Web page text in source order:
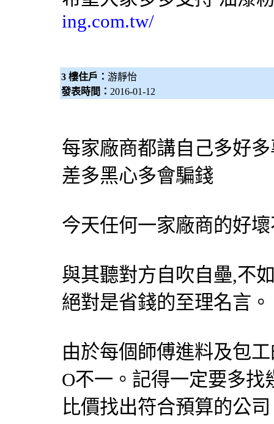
ing.com.tw/
3 樓住戶： 游靜怡
發表時間： 2016-01-12
每家廠商都講自己多好
差多黑心多會騙錢
今天任何一家廠商的好
與其聽對方自吹自壘,不
絕對是省錢的至理名言。
由於每個師傅進料及包
O不一。記得一定要多
比價找出符合預算的公